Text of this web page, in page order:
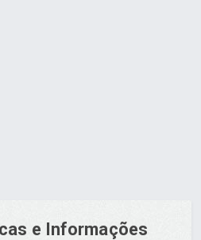
e Informações